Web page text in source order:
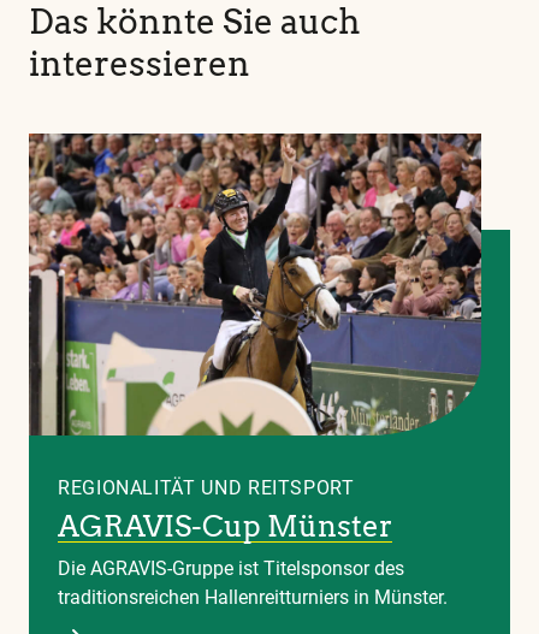
Das könnte Sie auch
interessieren
REGIONALITÄT UND REITSPORT
AGRAVIS-Cup Münster
Die AGRAVIS-Gruppe ist Titelsponsor des
traditionsreichen Hallenreitturniers in Münster.